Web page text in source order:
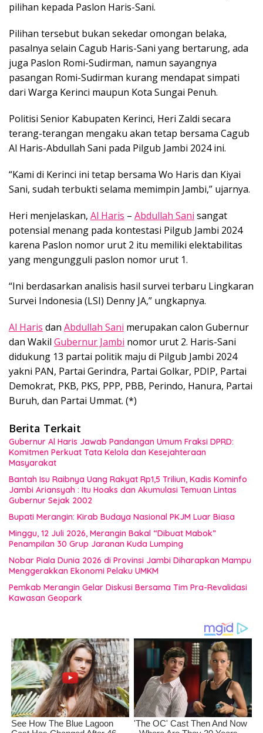
pilihan kepada Paslon Haris-Sani.
Pilihan tersebut bukan sekedar omongan belaka,
pasalnya selain Cagub Haris-Sani yang bertarung, ada
juga Paslon Romi-Sudirman, namun sayangnya
pasangan Romi-Sudirman kurang mendapat simpati
dari Warga Kerinci maupun Kota Sungai Penuh.
Politisi Senior Kabupaten Kerinci, Heri Zaldi secara
terang-terangan mengaku akan tetap bersama Cagub
Al Haris-Abdullah Sani pada Pilgub Jambi 2024 ini.
“Kami di Kerinci ini tetap bersama Wo Haris dan Kiyai
Sani, sudah terbukti selama memimpin Jambi,” ujarnya.
Heri menjelaskan, Al Haris – Abdullah Sani sangat
potensial menang pada kontestasi Pilgub Jambi 2024
karena Paslon nomor urut 2 itu memiliki elektabilitas
yang mengungguli paslon nomor urut 1.
“Ini berdasarkan analisis hasil survei terbaru Lingkaran
Survei Indonesia (LSI) Denny JA,” ungkapnya.
Al Haris dan Abdullah Sani merupakan calon Gubernur
dan Wakil Gubernur Jambi nomor urut 2. Haris-Sani
didukung 13 partai politik maju di Pilgub Jambi 2024
yakni PAN, Partai Gerindra, Partai Golkar, PDIP, Partai
Demokrat, PKB, PKS, PPP, PBB, Perindo, Hanura, Partai
Buruh, dan Partai Ummat. (*)
Berita Terkait
Gubernur Al Haris Jawab Pandangan Umum Fraksi DPRD:
Komitmen Perkuat Tata Kelola dan Kesejahteraan
Masyarakat
Bantah Isu Raibnya Uang Rakyat Rp1,5 Triliun, Kadis Kominfo
Jambi Ariansyah : Itu Hoaks dan Akumulasi Temuan Lintas
Gubernur Sejak 2002
Bupati Merangin: Kirab Budaya Nasional PKJM Luar Biasa
Minggu, 12 Juli 2026, Merangin Bakal “Dibuat Mabok”
Penampilan 30 Grup Jaranan Kuda Lumping
Nobar Piala Dunia 2026 di Provinsi Jambi Diharapkan Mampu
Menggerakkan Ekonomi Pelaku UMKM
Pemkab Merangin Gelar Diskusi Bersama Tim Pra-Revalidasi
Kawasan Geopark